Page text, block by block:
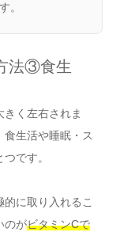
。
法③食生
く左右されま
生活や睡眠・ス
です。
に取り入れるこ
のがビタミンCで